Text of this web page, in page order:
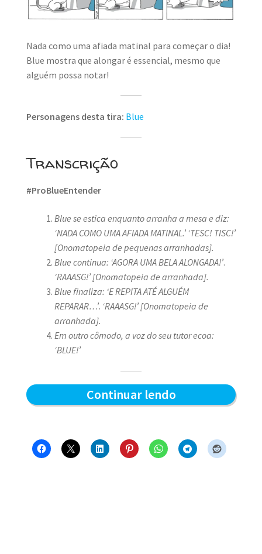
MINHA CONTA
CARRINHO
Search
for:
Nada como uma afiada matinal para começar o dia!
Blue mostra que alongar é essencial, mesmo que
alguém possa notar!
Personagens desta tira: Blue
Transcrição
#ProBlueEntender
Blue se estica enquanto arranha a mesa e diz:
‘NADA COMO UMA AFIADA MATINAL.’ ‘TESC! TISC!’
[Onomatopeia de pequenas arranhadas].
Blue continua: ‘AGORA UMA BELA ALONGADA!’.
‘RAAASG!’ [Onomatopeia de arranhada].
Blue finaliza: ‘E REPITA ATÉ ALGUÉM
REPARAR…’. ‘RAAASG!’ [Onomatopeia de
arranhada].
Em outro cômodo, a voz do seu tutor ecoa:
‘BLUE!’
Continuar lendoAfiada
Blue